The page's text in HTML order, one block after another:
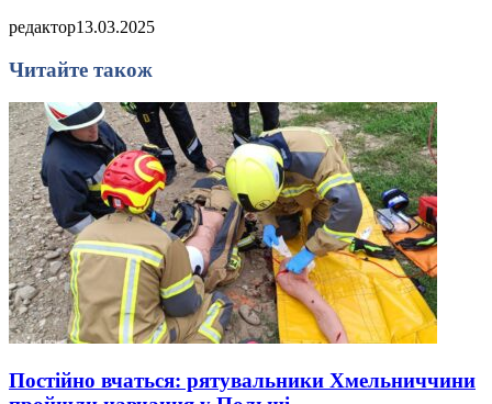
редактор13.03.2025
Читайте також
Постійно вчаться: рятувальники Хмельниччини